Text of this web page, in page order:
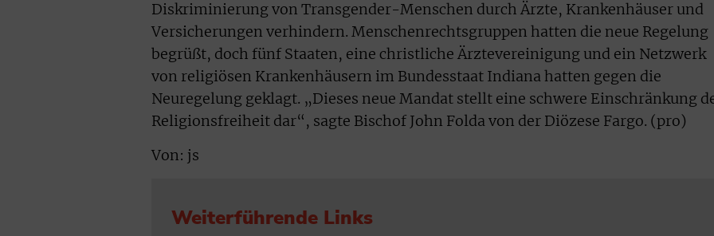
Diskriminierung von Transgender-Menschen durch Ärzte, Krankenhäuser und
Versicherungen verhindern. Menschenrechtsgruppen hatten die neue Regelung
begrüßt, doch fünf Staaten, eine christliche Ärztevereinigung und ein Netzwerk
von religiösen Krankenhäusern im Bundesstaat Indiana hatten gegen die
Neuregelung geklagt. „Dieses neue Mandat stellt eine schwere Einschränkung
Religionsfreiheit dar“, sagte Bischof John Folda von der Diözese Fargo. (pro)
Von: js
Weiterführende Links